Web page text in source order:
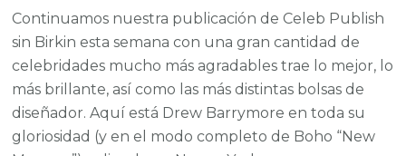
Continuamos nuestra publicación de Celeb Publish
sin Birkin esta semana con una gran cantidad de
celebridades mucho más agradables trae lo mejor, lo
más brillante, así como las más distintas bolsas de
diseñador. Aquí está Drew Barrymore en toda su
gloriosidad (y en el modo completo de Boho “New